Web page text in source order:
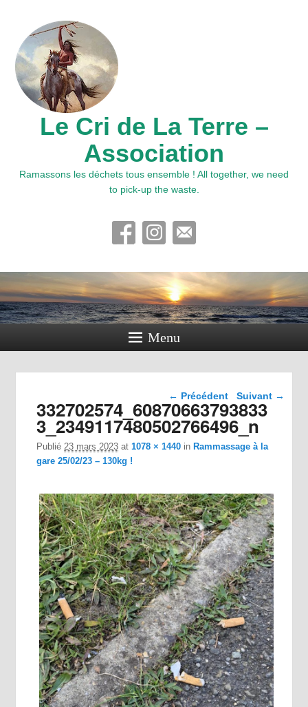
Le Cri de La Terre –
Association
Ramassons les déchets tous ensemble ! All together, we need
to pick-up the waste.
Menu
Navigation dans les
images
← Précédent Suivant →
332702574_60870663793833
3_2349117480502766496_n
Publié23 mars 2023 at1078 × 1440 in Rammassage à la
gare 25/02/23 – 130kg !